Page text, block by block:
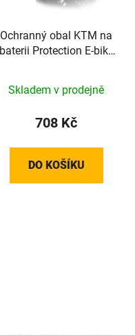
Ochranný obal KTM na
baterii Protection E-bike
Skladem v prodejně
708 Kč
DO KOŠÍKU